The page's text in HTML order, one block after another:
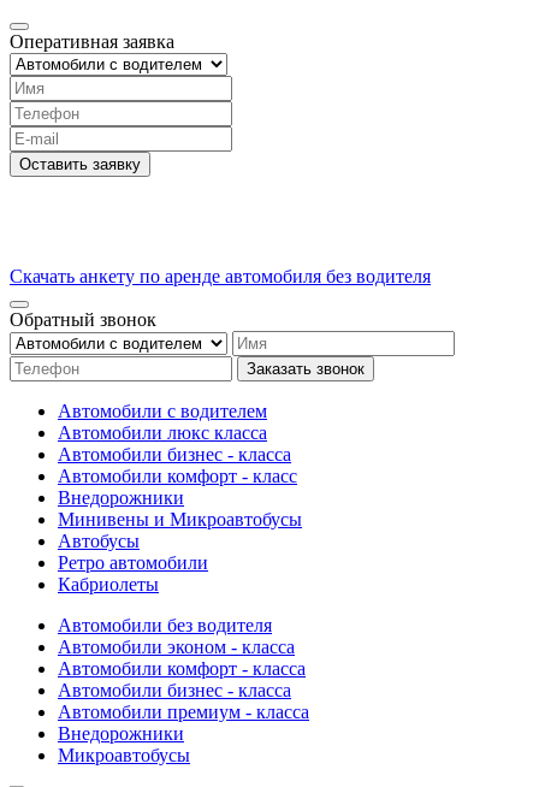
Оперативная заявка
Оставить заявку
Скачать анкету по аренде автомобиля без водителя
Обратный звонок
Заказать звонок
Автомобили с водителем
Автомобили люкс класса
Автомобили бизнес - класса
Автомобили комфорт - класс
Внедорожники
Минивены и Микроавтобусы
Автобусы
Ретро автомобили
Кабриолеты
Автомобили без водителя
Автомобили эконом - класса
Автомобили комфорт - класса
Автомобили бизнес - класса
Автомобили премиум - класса
Внедорожники
Микроавтобусы